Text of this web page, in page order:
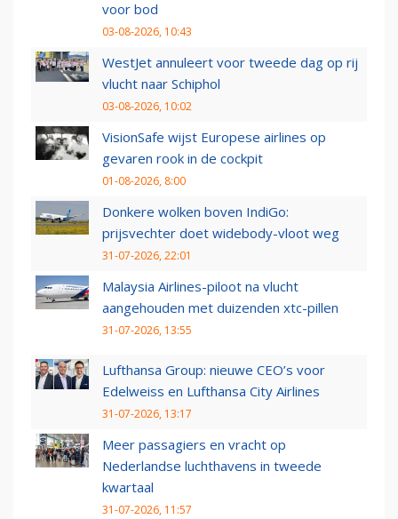
voor bod
03-08-2026, 10:43
WestJet annuleert voor tweede dag op rij
vlucht naar Schiphol
03-08-2026, 10:02
VisionSafe wijst Europese airlines op
gevaren rook in de cockpit
01-08-2026, 8:00
Donkere wolken boven IndiGo:
prijsvechter doet widebody-vloot weg
31-07-2026, 22:01
Malaysia Airlines-piloot na vlucht
aangehouden met duizenden xtc-pillen
31-07-2026, 13:55
Lufthansa Group: nieuwe CEO’s voor
Edelweiss en Lufthansa City Airlines
31-07-2026, 13:17
Meer passagiers en vracht op
Nederlandse luchthavens in tweede
kwartaal
31-07-2026, 11:57